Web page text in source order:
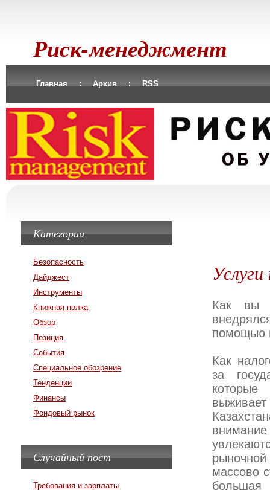
Риск-менеджмент
Главная Архив RSS
Как вы
помощью
Как
за
которые
массово
большая
Категории
Безопасность
Дайджест
Инструменты
Книжная полка
Обзор
Позиция
События
Специальное обозрение
Тенденции
Финансы
Фондовый рынок
Случайный пост
Требования и зарплаты